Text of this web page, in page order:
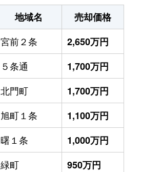
地域名
売却価格
宮前２条
2,650万円
５条通
1,700万円
北門町
1,700万円
旭町１条
1,100万円
曙１条
1,000万円
緑町
950万円